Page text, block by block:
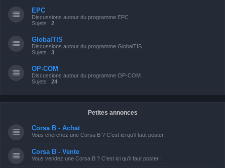
EPC
Discussions autour du programme EPC
Sujets : 2
GlobalTIS
Discussions autour du programme GlobalTIS
Sujets : 3
OP-COM
Discussions autour du programme OP-COM
Sujets : 24
Petites annonces
Corsa B - Achat
Vous cherchez une Corsa B ? C'est ici qu'il faut poster !
Corsa B - Vente
Vous vendez une Corsa B ? C'est ici qu'il faut poster !